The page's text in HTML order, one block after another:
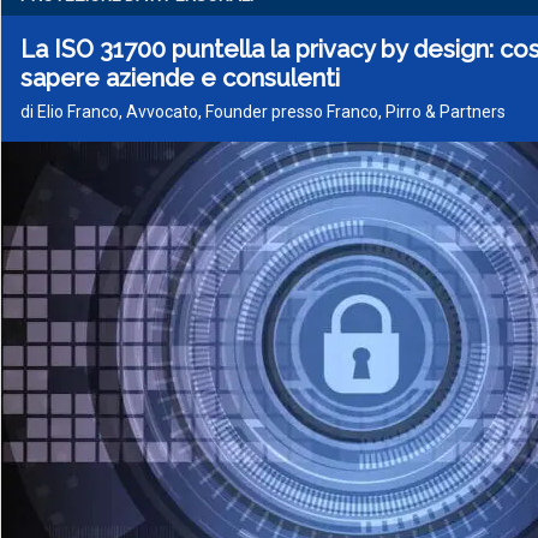
La ISO 31700 puntella la privacy by design:
sapere aziende e consulenti
di Elio Franco, Avvocato, Founder presso Franco, Pirro & Partners